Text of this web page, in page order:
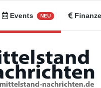
Events NEU